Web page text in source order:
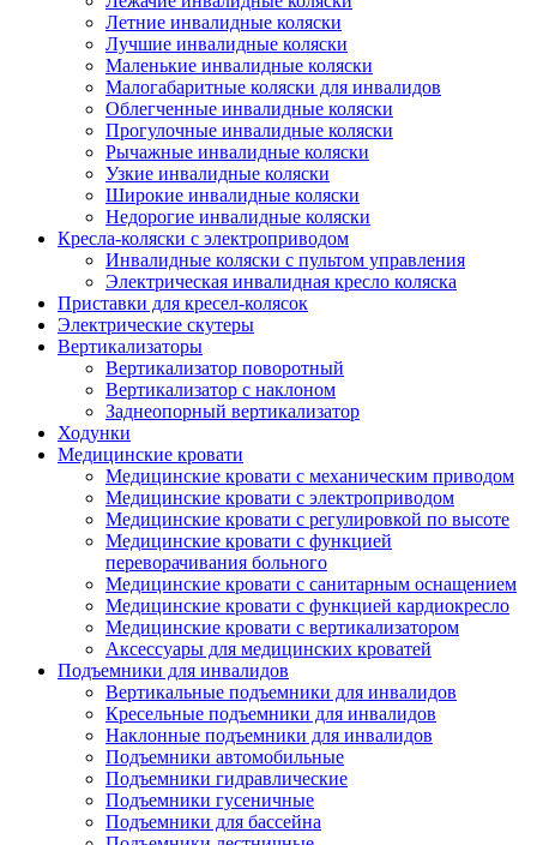
Летние инвалидные коляски
Лучшие инвалидные коляски
Маленькие инвалидные коляски
Малогабаритные коляски для инвалидов
Облегченные инвалидные коляски
Прогулочные инвалидные коляски
Рычажные инвалидные коляски
Узкие инвалидные коляски
Широкие инвалидные коляски
Недорогие инвалидные коляски
Кресла-коляски с электроприводом
Инвалидные коляски с пультом управления
Электрическая инвалидная кресло коляска
Приставки для кресел-колясок
Электрические скутеры
Вертикализаторы
Вертикализатор поворотный
Вертикализатор с наклоном
Заднеопорный вертикализатор
Ходунки
Медицинские кровати
Медицинские кровати с механическим приводом
Медицинские кровати с электроприводом
Медицинские кровати с регулировкой по высоте
Медицинские кровати с функцией
переворачивания больного
Медицинские кровати с санитарным оснащением
Медицинские кровати с функцией кардиокресло
Медицинские кровати с вертикализатором
Аксессуары для медицинских кроватей
Подъемники для инвалидов
Вертикальные подъемники для инвалидов
Кресельные подъемники для инвалидов
Наклонные подъемники для инвалидов
Подъемники автомобильные
Подъемники гидравлические
Подъемники гусеничные
Подъемники для бассейна